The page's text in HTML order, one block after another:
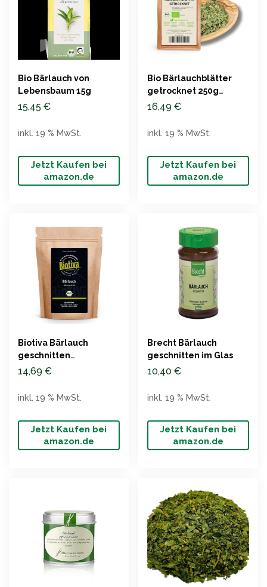
Bio Bärlauch von
Lebensbaum 15g
15,45 €
Jetzt Kaufen bei
amazon.de
inkl. 19 % MwSt.
Bio Bärlauchblätter
getrocknet 250g
Kamelur
16,49 €
Jetzt Kaufen bei
amazon.de
inkl. 19 % MwSt.
Biotiva Bärlauch
geschnitten
getrocknet 250g
14,69 €
Jetzt Kaufen bei
amazon.de
inkl. 19 % MwSt.
Brecht Bärlauch
geschnitten im Glas
10,40 €
Jetzt Kaufen bei
amazon.de
inkl. 19 % MwSt.